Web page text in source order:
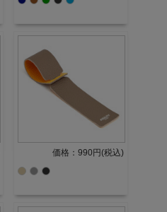
価格：990円(税込)